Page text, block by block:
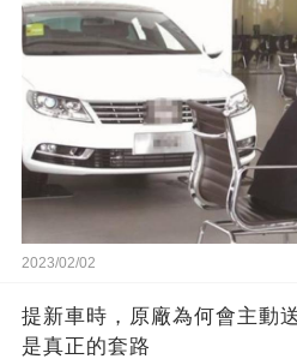
2023/02/02
提新車時，原廠為何會主動
是真正的套路